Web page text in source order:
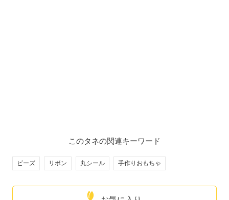
このタネの関連キーワード
ビーズ リボン 丸シール 手作りおもちゃ